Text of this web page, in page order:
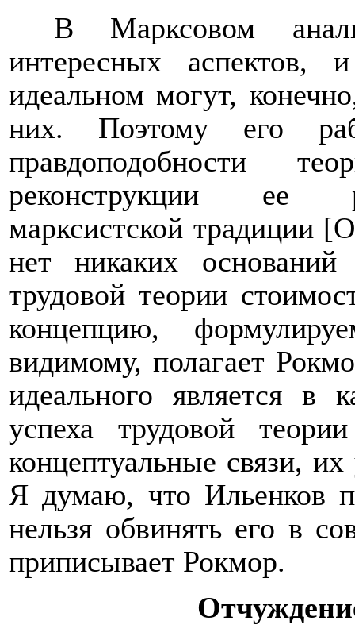
В Марксовом
интересных аспектов,
идеальном могут,
них. Поэтому его
правдоподобности
реконструкции ее
марксистской традиции [
нет никаких оснований
трудовой теории
концепцию,
видимому, полагает
идеального является в
успеха трудовой
концептуальные связи,
Я думаю, что Ильенков
нельзя обвинять его в
приписывает Рокмор.